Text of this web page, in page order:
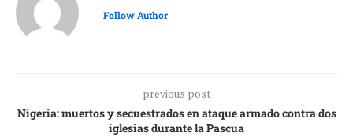
Follow Author
previous post
Nigeria: muertos y secuestrados en ataque armado contra dos
iglesias durante la Pascua